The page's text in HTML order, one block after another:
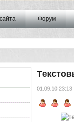
Форум
01.09.10 23:13